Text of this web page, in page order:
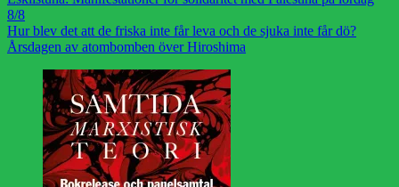
8/8
Hur blev det att de friska inte får leva och de sjuka inte får dö?
Årsdagen av atombomben över Hiroshima